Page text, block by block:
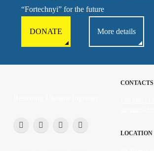
“Fortechnyi” for the future
DONATE More details
CONTACTS
LOCATION